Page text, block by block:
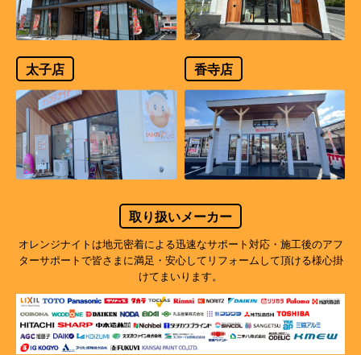
太子店 香寺店
取り扱いメーカー
オレンジナイトは地元密着による迅速なサポート対応・施工後のアフ
ターサポートで皆さまに満足・安心してリフォームして頂ける様心掛
けてまいります。